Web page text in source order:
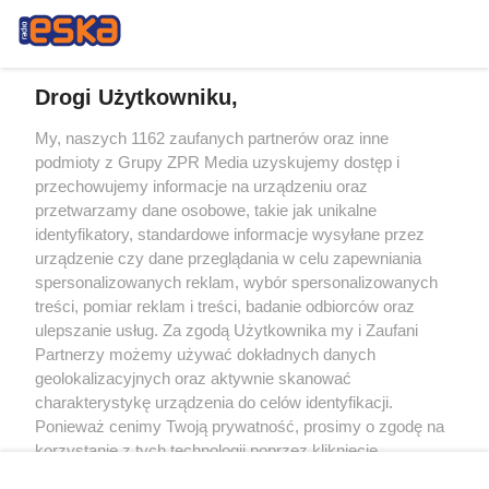
Żaden utwór zamieszczony w serwisie nie może być powielany i
rozpowszechniany lub dalej rozpowszechniany w jakikolwiek sposób (w
tym także elektroniczny lub mechaniczny) na jakimkolwiek polu
eksploatacji w jakiejkolwiek formie, włącznie z umieszczaniem w Internecie
bez pisemnej zgody właściciela praw. Jakiekolwiek użycie lub
wykorzystanie utworów w całości lub w części z naruszeniem prawa, tzn.
bez właściwej zgody, jest zabronione pod groźbą kary i może być ścigane
prawnie.
O nas
Drogi Użytkowniku,
My, naszych 1162 zaufanych partnerów oraz inne
podmioty z Grupy ZPR Media uzyskujemy dostęp i
przechowujemy informacje na urządzeniu oraz
przetwarzamy dane osobowe, takie jak unikalne
identyfikatory, standardowe informacje wysyłane przez
urządzenie czy dane przeglądania w celu zapewniania
spersonalizowanych reklam, wybór spersonalizowanych
treści, pomiar reklam i treści, badanie odbiorców oraz
ulepszanie usług. Za zgodą Użytkownika my i Zaufani
Partnerzy możemy używać dokładnych danych
geolokalizacyjnych oraz aktywnie skanować
charakterystykę urządzenia do celów identyfikacji.
Ponieważ cenimy Twoją prywatność, prosimy o zgodę na
korzystanie z tych technologii poprzez kliknięcie